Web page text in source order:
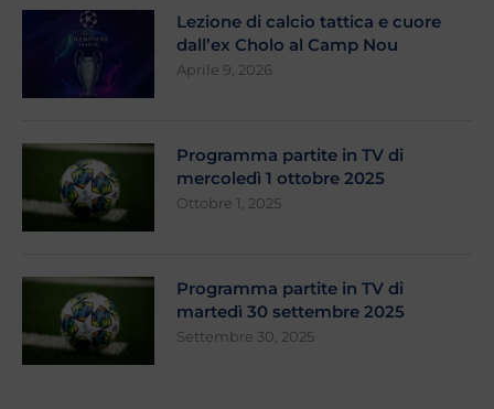
Lezione di calcio tattica e cuore
dall’ex Cholo al Camp Nou
Aprile 9, 2026
Programma partite in TV di
mercoledì 1 ottobre 2025
Ottobre 1, 2025
Programma partite in TV di
martedì 30 settembre 2025
Settembre 30, 2025